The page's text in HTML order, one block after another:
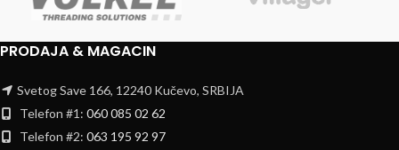
PRODAJA & MAGACIN
Svetog Save 166, 12240 Kučevo, SRBIJA
Telefon #1: 060 085 02 62
Telefon #2: 063 195 92 97